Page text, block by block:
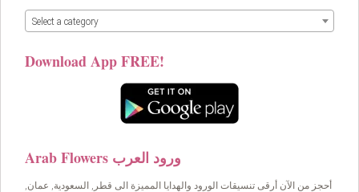
Select a category
Download App FREE!
Arab Flowers ورود العرب
أحجز من الآن أرقى تنسيقات الورود والهدايا المميزة الى قطر, السعودية, عمان,